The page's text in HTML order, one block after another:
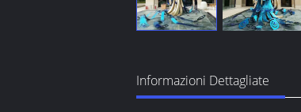
Informazioni Dettagliate